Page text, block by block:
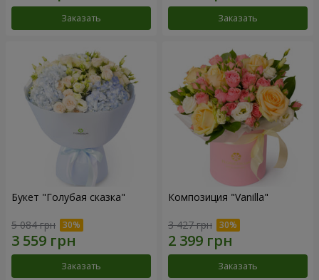
Заказать Заказать
Букет "Голубая сказка"
5 084 грн
Заказать
Композиция "Vanilla"
3 427 грн
Заказать